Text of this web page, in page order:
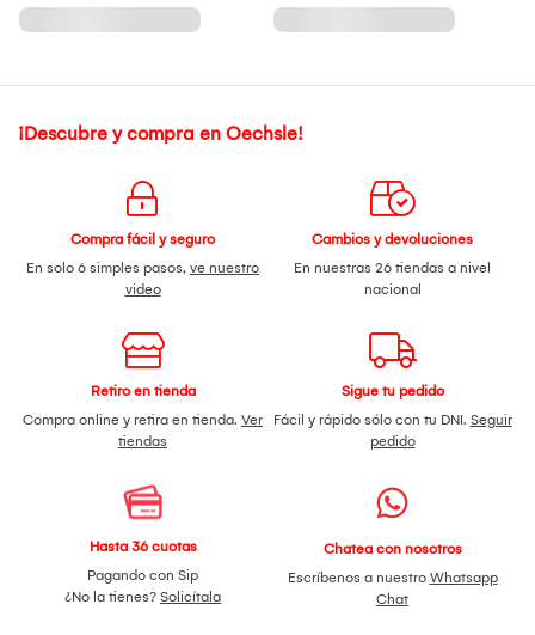
¡Descubre y compra en Oechsle!
Compra fácil y seguro
En solo 6 simples pasos, ve nuestro
video
Cambios y devoluciones
En nuestras 26 tiendas a nivel
nacional
Retiro en tienda
Compra online y retira en tienda. Ver
tiendas
Sigue tu pedido
Fácil y rápido sólo con tu DNI. Seguir
pedido
Hasta 36 cuotas
Pagando con Sip
¿No la tienes? Solicítala
Chatea con nosotros
Escríbenos a nuestro Whatsapp
Chat